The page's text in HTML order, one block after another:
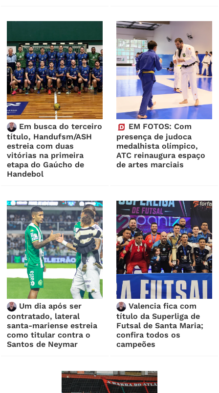
Em busca do terceiro
título, Handufsm/ASH
estreia com duas
vitórias na primeira
etapa do Gaúcho de
Handebol
EM FOTOS: Com
presença de judoca
medalhista olímpico,
ATC reinaugura espaço
de artes marciais
Um dia após ser
contratado, lateral
santa-mariense estreia
como titular contra o
Santos de Neymar
Valencia fica com
título da Superliga de
Futsal de Santa Maria;
confira todos os
campeões